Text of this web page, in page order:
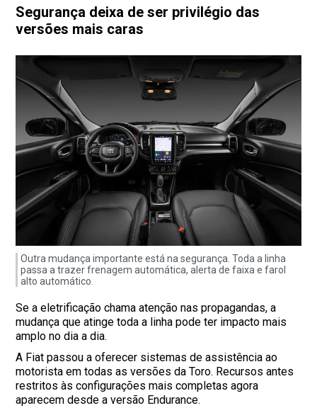
Segurança deixa de ser privilégio das
versões mais caras
Outra mudança importante está na segurança. Toda a linha
passa a trazer frenagem automática, alerta de faixa e farol
alto automático.
Se a eletrificação chama atenção nas propagandas, a
mudança que atinge toda a linha pode ter impacto mais
amplo no dia a dia.
A Fiat passou a oferecer sistemas de assistência ao
motorista em todas as versões da Toro. Recursos antes
restritos às configurações mais completas agora
aparecem desde a versão Endurance.